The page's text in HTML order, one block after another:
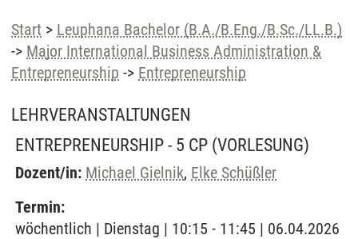
Start > Leuphana Bachelor (B.A./B.Eng./B.Sc./LL.B.)
-> Major International Business Administration &
Entrepreneurship -> Entrepreneurship
LEHRVERANSTALTUNGEN
ENTREPRENEURSHIP - 5 CP (VORLESUNG)
Dozent/in: Michael Gielnik, Elke Schüßler
Termin:
wöchentlich | Dienstag | 10:15 - 11:45 | 06.04.2026